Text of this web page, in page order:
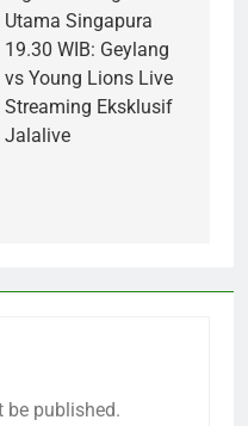
Utama Singapura
19.30 WIB: Geylang
vs Young Lions Live
Streaming Eksklusif
Jalalive
be published.